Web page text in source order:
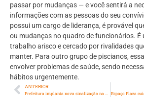
passar por mudanças — e você sentirá a
informações com as pessoas do seu
possui um cargo de liderança, é provável
ou mudanças no quadro de funcionários. É
trabalho arisco e cercado por rivalidades
manter. Para outro grupo de piscianos,
envolver problemas de saúde, sendo
hábitos urgentemente.
ANTERIOR